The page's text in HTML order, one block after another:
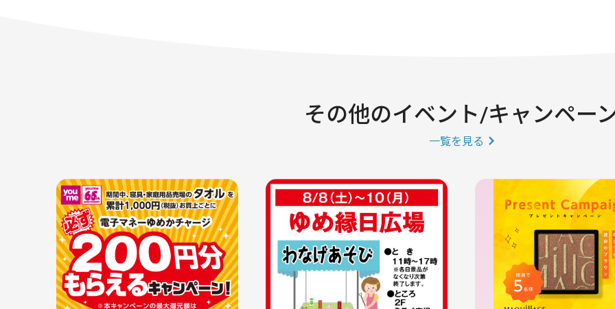
その他のイベント/キャンペー
一覧を見る